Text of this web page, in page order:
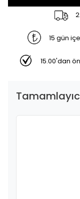
15 gün
15.00'dan